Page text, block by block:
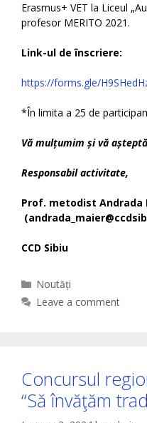
Erasmus+ VET la Liceul
profesor MERITO 2021.
Link-ul de înscriere:
https://forms.gle/
*În limita a 25 de
Vă mulțumim și vă
Responsabil activitate,
Prof. metodist Andrada
CCD Sibiu
Categories
Noutăți
Leave a comment
Concursul
“Să învăţăm